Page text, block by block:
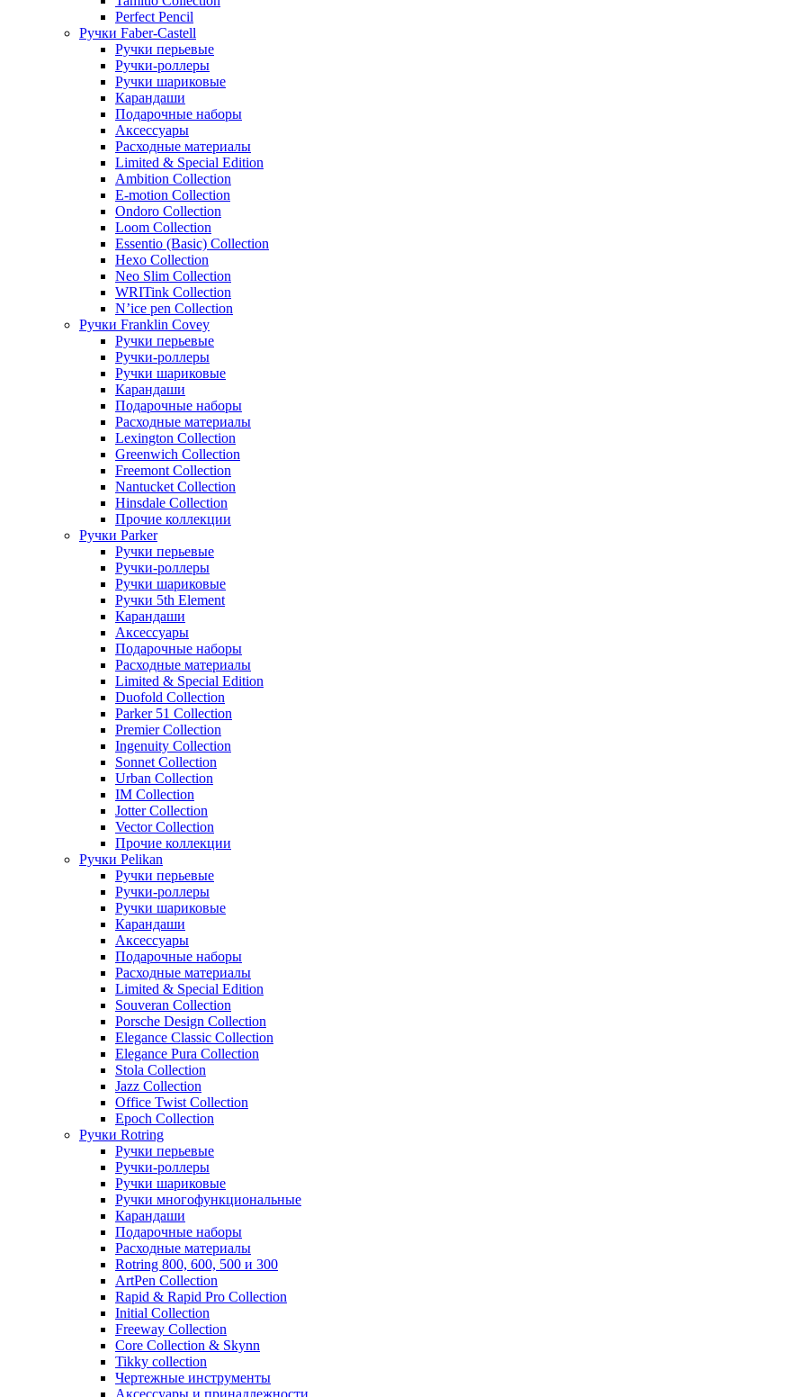
Perfect Pencil
Ручки Faber-Castell
Ручки перьевые
Ручки-роллеры
Ручки шариковые
Карандаши
Подарочные наборы
Аксессуары
Расходные материалы
Limited & Special Edition
Ambition Collection
E-motion Collection
Ondoro Collection
Loom Collection
Essentio (Basic) Collection
Hexo Collection
Neo Slim Collection
WRITink Collection
N’ice pen Collection
Ручки Franklin Covey
Ручки перьевые
Ручки-роллеры
Ручки шариковые
Карандаши
Подарочные наборы
Расходные материалы
Lexington Collection
Greenwich Collection
Freemont Collection
Nantucket Collection
Hinsdale Collection
Прочие коллекции
Ручки Parker
Ручки перьевые
Ручки-роллеры
Ручки шариковые
Ручки 5th Element
Карандаши
Аксессуары
Подарочные наборы
Расходные материалы
Limited & Special Edition
Duofold Collection
Parker 51 Collection
Premier Collection
Ingenuity Collection
Sonnet Collection
Urban Collection
IM Collection
Jotter Collection
Vector Collection
Прочие коллекции
Ручки Pelikan
Ручки перьевые
Ручки-роллеры
Ручки шариковые
Карандаши
Аксессуары
Подарочные наборы
Расходные материалы
Limited & Special Edition
Souveran Collection
Porsche Design Collection
Elegance Classic Collection
Elegance Pura Collection
Stola Collection
Jazz Collection
Office Twist Collection
Epoch Collection
Ручки Rotring
Ручки перьевые
Ручки-роллеры
Ручки шариковые
Ручки многофункциональные
Карандаши
Подарочные наборы
Расходные материалы
Rotring 800, 600, 500 и 300
ArtPen Collection
Rapid & Rapid Pro Collection
Initial Collection
Freeway Collection
Core Collection & Skynn
Tikky collection
Чертежные инструменты
Аксессуары и принадлежности